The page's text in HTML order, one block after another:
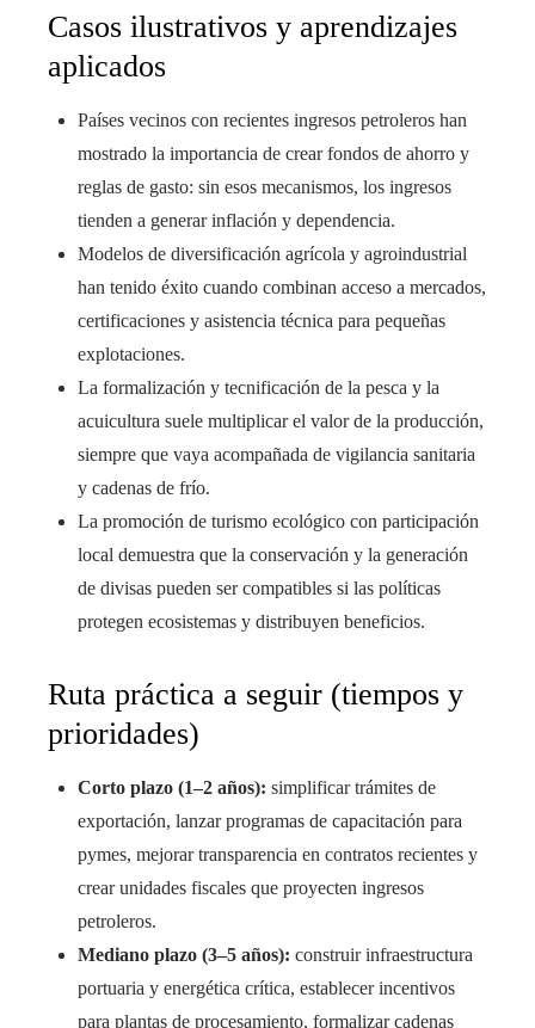
Casos ilustrativos y aprendizajes
aplicados
Países vecinos con recientes ingresos petroleros han
mostrado la importancia de crear fondos de ahorro y
reglas de gasto: sin esos mecanismos, los ingresos
tienden a generar inflación y dependencia.
Modelos de diversificación agrícola y agroindustrial
han tenido éxito cuando combinan acceso a mercados,
certificaciones y asistencia técnica para pequeñas
explotaciones.
La formalización y tecnificación de la pesca y la
acuicultura suele multiplicar el valor de la producción,
siempre que vaya acompañada de vigilancia sanitaria
y cadenas de frío.
La promoción de turismo ecológico con participación
local demuestra que la conservación y la generación
de divisas pueden ser compatibles si las políticas
protegen ecosistemas y distribuyen beneficios.
Ruta práctica a seguir (tiempos y
prioridades)
Corto plazo (1–2 años): simplificar trámites de
exportación, lanzar programas de capacitación para
pymes, mejorar transparencia en contratos recientes y
crear unidades fiscales que proyecten ingresos
petroleros.
Mediano plazo (3–5 años): construir infraestructura
portuaria y energética crítica, establecer incentivos
para plantas de procesamiento, formalizar cadenas